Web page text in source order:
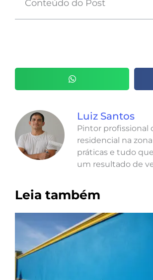
Conteúdo do Post
Luiz Santos
Pintor profissional
residencial na
práticas e tudo
um resultado de
Leia também